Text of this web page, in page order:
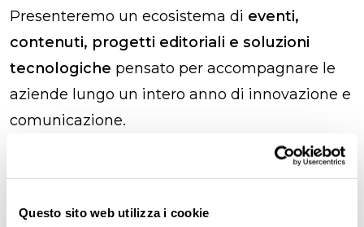
Questo sito web utilizza i cookie
Presenteremo un ecosistema di eventi,
contenuti, progetti editoriali e soluzioni
tecnologiche pensato per accompagnare le
aziende lungo un intero anno di innovazione e
comunicazione.
Non solo ispirazione, ma anche concrete
Un’occasione unica per esplorare nuovi modi